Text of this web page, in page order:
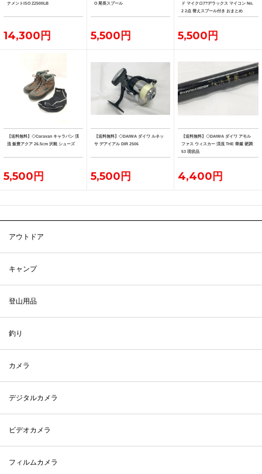
ナメントISO Z2500LB
14,300円
O 尾長スプール
5,500円
ド マイクロ7?デラックス マイコン No.
2 2点 替えスプール付き おまとめ
5,500円
【送料無料】◇Caravan キャラバン 渓
流 飯豊アクア 26.5cm 沢靴 シューズ
5,500円
【送料無料】◇DAIWA ダイワ ルネッ
サ デアイアル DIR 2506
5,500円
【送料無料】◇DAIWA ダイワ アモル
ファス ウィスカー 渓流 THE 華厳 硬調
53 現状品
4,400円
アウトドア
キャンプ
登山用品
釣り
カメラ
デジタルカメラ
ビデオカメラ
フィルムカメラ